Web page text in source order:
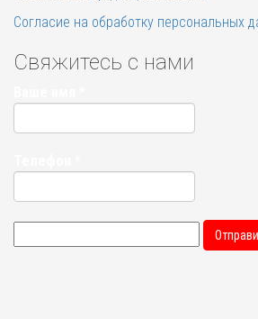
Согласие на обработку персональных
Свяжитесь с нами